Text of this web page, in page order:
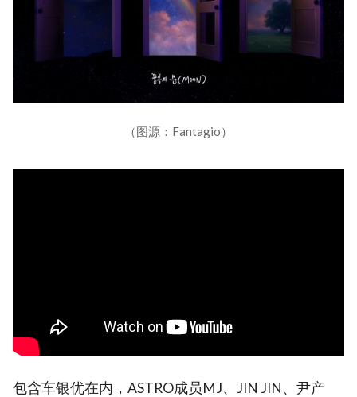
（图源：Fantagio）
包含车银优在内，ASTRO成员MJ、JIN JIN、尹产